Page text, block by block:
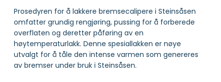
Prosedyren for å lakkere bremsecalipere i Steinsåsen
omfatter grundig rengjøring, pussing for å forberede
overflaten og deretter påføring av en
høytemperaturlakk. Denne spesiallakken er nøye
utvalgt for å tåle den intense varmen som genereres
av bremser under bruk i Steinsåsen.